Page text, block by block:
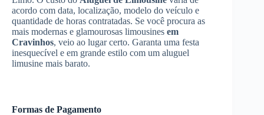
acordo com data, localização, modelo do veículo e
quantidade de horas contratadas. Se você procura as
mais modernas e glamourosas limousines em
Cravinhos, veio ao lugar certo. Garanta uma festa
inesquecível e em grande estilo com um aluguel
limusine mais barato.
Formas de Pagamento